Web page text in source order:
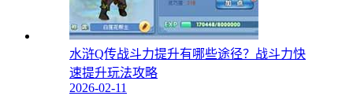
水浒Q传战斗力提升有哪些途径？战斗力快
速提升玩法攻略
2026-02-11